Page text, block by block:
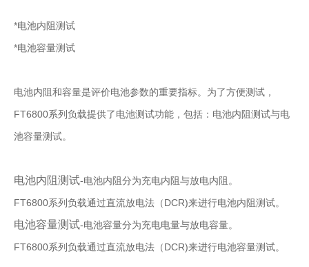
*电池内阻测试
*电池容量测试
电池内阻和容量是评价电池参数的重要指标。为了方便测试，
FT6800系列负载提供了电池测试功能，包括：电池内阻测试与电
池容量测试。
电池内阻测试-电池内阻分为充电内阻与放电内阻。
FT6800系列负载通过直流放电法（DCR)来进行电池内阻测试。
电池容量测试-电池容量分为充电电量与放电容量。
FT6800系列负载通过直流放电法（DCR)来进行电池容量测试。